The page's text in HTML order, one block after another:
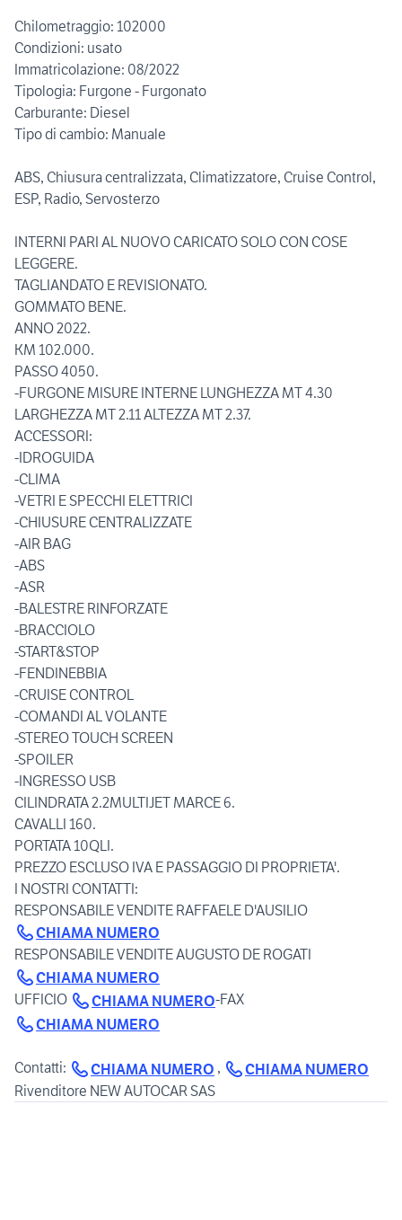
Chilometraggio: 102000
Condizioni: usato
Immatricolazione: 08/2022
Tipologia: Furgone - Furgonato
Carburante: Diesel
Tipo di cambio: Manuale
ABS, Chiusura centralizzata, Climatizzatore, Cruise Control,
ESP, Radio, Servosterzo
INTERNI PARI AL NUOVO CARICATO SOLO CON COSE
LEGGERE.
TAGLIANDATO E REVISIONATO.
GOMMATO BENE.
ANNO 2022.
KM 102.000.
PASSO 4050.
-FURGONE MISURE INTERNE LUNGHEZZA MT 4.30
LARGHEZZA MT 2.11 ALTEZZA MT 2.37.
ACCESSORI:
-IDROGUIDA
-CLIMA
-VETRI E SPECCHI ELETTRICI
-CHIUSURE CENTRALIZZATE
-AIR BAG
-ABS
-ASR
-BALESTRE RINFORZATE
-BRACCIOLO
-START&STOP
-FENDINEBBIA
-CRUISE CONTROL
-COMANDI AL VOLANTE
-STEREO TOUCH SCREEN
-SPOILER
-INGRESSO USB
CILINDRATA 2.2MULTIJET MARCE 6.
CAVALLI 160.
PORTATA 10QLI.
PREZZO ESCLUSO IVA E PASSAGGIO DI PROPRIETA'.
I NOSTRI CONTATTI:
RESPONSABILE VENDITE RAFFAELE D'AUSILIO
CHIAMA NUMERO
RESPONSABILE VENDITE AUGUSTO DE ROGATI
CHIAMA NUMERO
UFFICIO
CHIAMA NUMERO-FAX
CHIAMA NUMERO
Contatti: CHIAMA NUMERO ,
CHIAMA NUMERO
Rivenditore NEW AUTOCAR SAS